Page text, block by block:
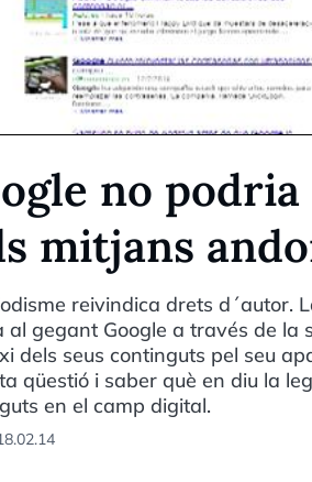
no
mitjans
reivindica drets d´autor.
al gegant Google a través de la
dels seus continguts pel seu
qüestió i saber què en diu la
en el camp digital.